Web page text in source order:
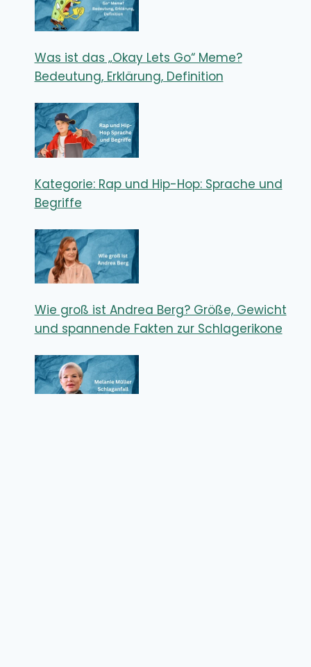
Was ist das „Okay Lets Go“ Meme?
Bedeutung, Erklärung, Definition
Kategorie: Rap und Hip-Hop: Sprache und
Begriffe
Wie groß ist Andrea Berg? Größe, Gewicht
und spannende Fakten zur Schlagerikone